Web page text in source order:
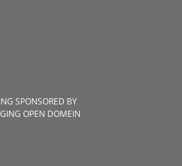
SPONSORED BY
OPEN DOMEIN